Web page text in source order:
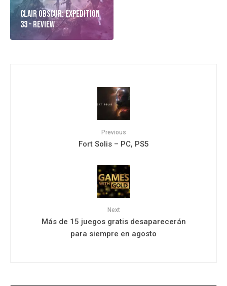
Clair Obscur: Expedition
33 – Review
Previous
Fort Solis – PC, PS5
Next
Más de 15 juegos gratis desaparecerán
para siempre en agosto